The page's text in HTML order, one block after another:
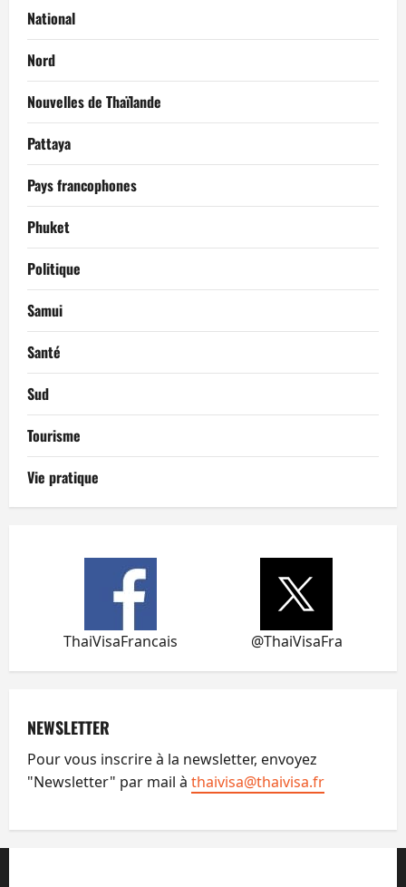
National
Nord
Nouvelles de Thaïlande
Pattaya
Pays francophones
Phuket
Politique
Samui
Santé
Sud
Tourisme
Vie pratique
ThaiVisaFrancais @ThaiVisaFra
NEWSLETTER
Pour vous inscrire à la newsletter, envoyez
"Newsletter" par mail à thaivisa@thaivisa.fr